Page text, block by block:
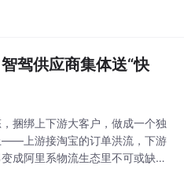
出来的，而是用户亲身体验出
驾供应商集体送“快
捆绑上下游大客户，做成一个独
——上游接淘宝的订单洪流，下游
成阿里系物流生态里不可或缺的